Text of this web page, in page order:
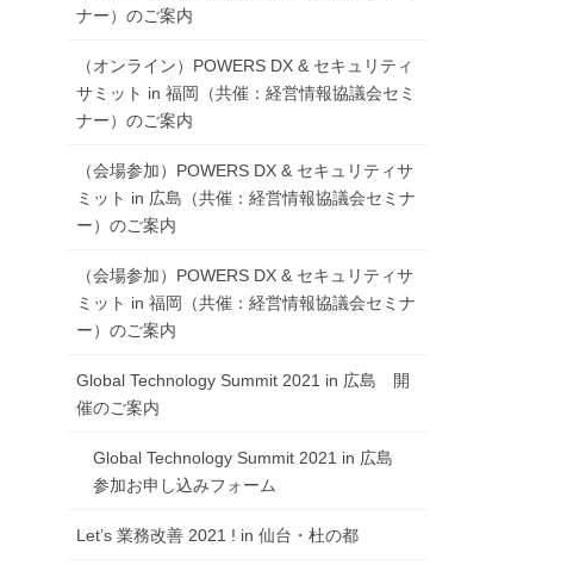
ナー）のご案内
（オンライン）POWERS DX & セキュリティ
サミット in 福岡（共催：経営情報協議会セミ
ナー）のご案内
（会場参加）POWERS DX & セキュリティサ
ミット in 広島（共催：経営情報協議会セミナ
ー）のご案内
（会場参加）POWERS DX & セキュリティサ
ミット in 福岡（共催：経営情報協議会セミナ
ー）のご案内
Global Technology Summit 2021 in 広島 開
催のご案内
Global Technology Summit 2021 in 広島
参加お申し込みフォーム
Let’s 業務改善 2021 ! in 仙台・杜の都